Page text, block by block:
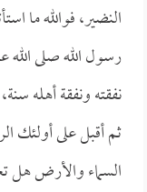
النضير، فوالله ما
رسول الله صلى الله
نفقته ونفقة أهله
ثم أقبل على أولئك
السماء والأرض هل